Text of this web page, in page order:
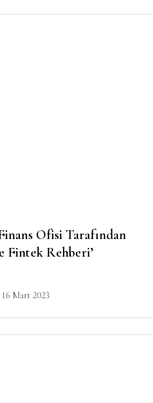
Ofisi Tarafından
Fintek Rehberi’
16 Mart 2023